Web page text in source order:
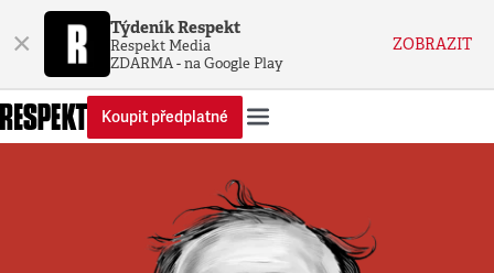
× Týdeník Respekt
Respekt Media
ZDARMA - na Google Play
ZOBRAZIT
Koupit předplatné